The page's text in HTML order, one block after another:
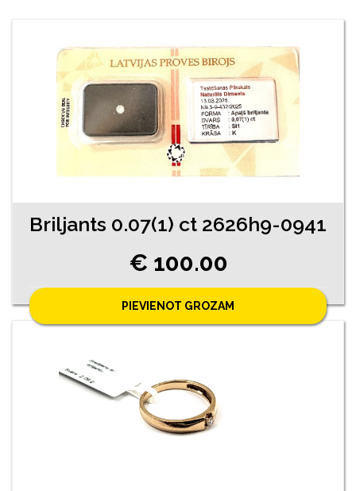
Briljants 0.07(1) ct 2626h9-0941
€ 100.00
PIEVIENOT GROZAM